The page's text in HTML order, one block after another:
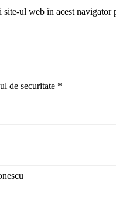
ul web în acest navigator
de securitate *